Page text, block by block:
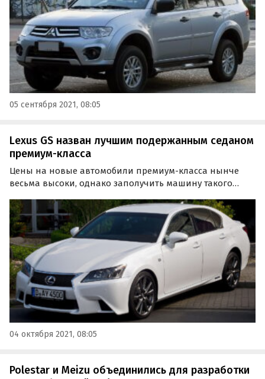
05 сентября 2021, 08:05
Lexus GS назван лучшим подержанным седаном
премиум-класса
Цены на новые автомобили премиум-класса нынче
весьма высоки, однако заполучить машину такого
подержанный вариант.
04 октября 2021, 08:05
Polestar и Meizu объединились для разработки